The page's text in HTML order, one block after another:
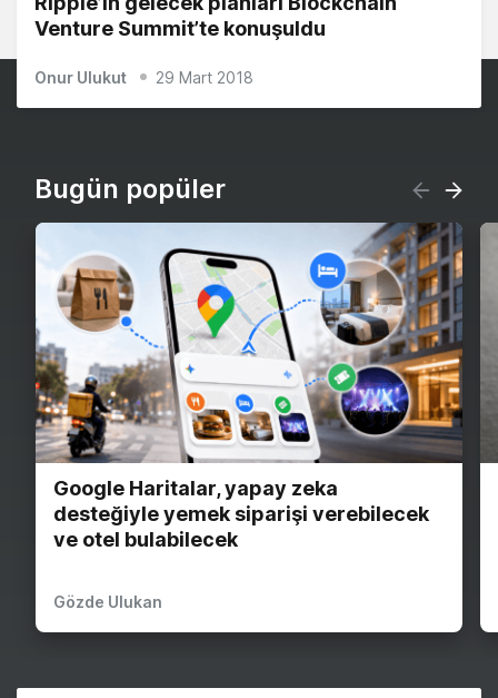
Venture Summit’te konuşuldu
Onur Ulukut 29 Mart 2018
Bugün popüler
Google Haritalar, yapay zeka
desteğiyle yemek siparişi verebilecek
ve otel bulabilecek
Gözde Ulukan